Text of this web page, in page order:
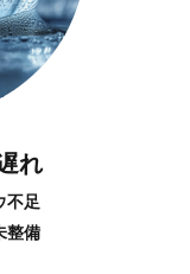
れ
不足
整備